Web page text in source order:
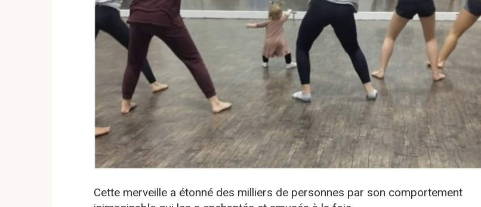
Cette merveille a étonné des milliers de personnes par son comportement